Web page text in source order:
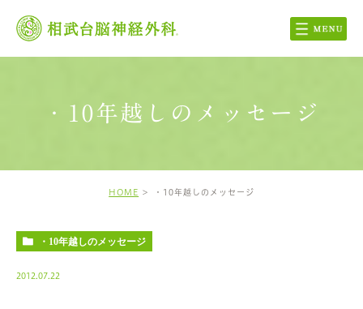
・10年越しのメッセージ
HOME ・10年越しのメッセージ
・10年越しのメッセージ
2012.07.22